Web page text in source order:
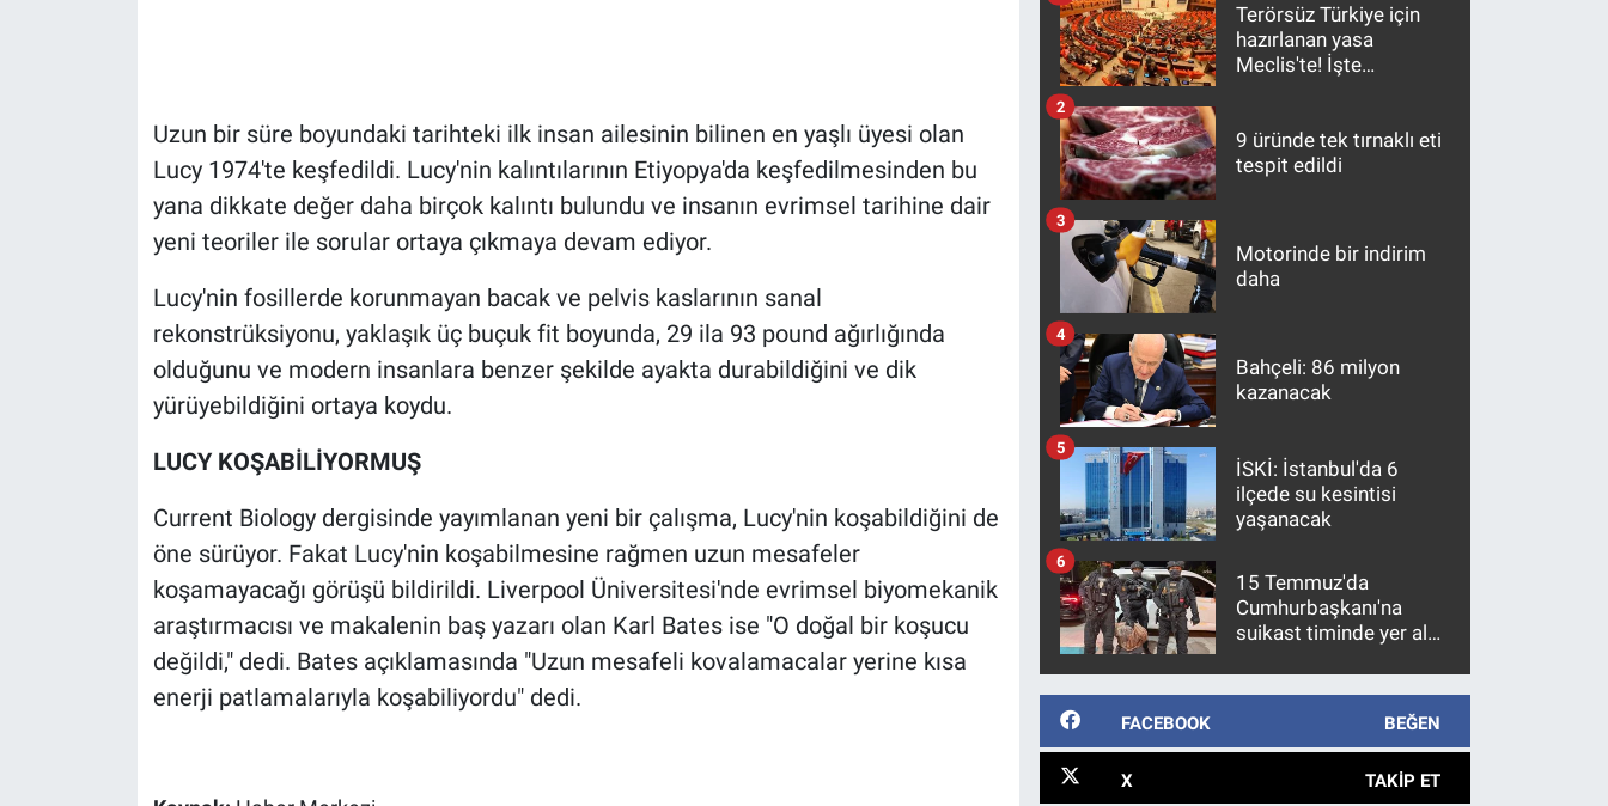
Uzun bir süre boyundaki tarihteki ilk insan ailesinin bilinen en yaşlı üyesi olan
Lucy 1974'te keşfedildi. Lucy'nin kalıntılarının Etiyopya'da keşfedilmesinden bu
yana dikkate değer daha birçok kalıntı bulundu ve insanın evrimsel tarihine dair
yeni teoriler ile sorular ortaya çıkmaya devam ediyor.
Lucy'nin fosillerde korunmayan bacak ve pelvis kaslarının sanal
rekonstrüksiyonu, yaklaşık üç buçuk fit boyunda, 29 ila 93 pound ağırlığında
olduğunu ve modern insanlara benzer şekilde ayakta durabildiğini ve dik
yürüyebildiğini ortaya koydu.
LUCY KOŞABİLİYORMUŞ
Current Biology dergisinde yayımlanan yeni bir çalışma, Lucy'nin koşabildiğini de
öne sürüyor. Fakat Lucy'nin koşabilmesine rağmen uzun mesafeler
koşamayacağı görüşü bildirildi. Liverpool Üniversitesi'nde evrimsel biyomekanik
araştırmacısı ve makalenin baş yazarı olan Karl Bates ise "O doğal bir koşucu
değildi," dedi. Bates açıklamasında "Uzun mesafeli kovalamacalar yerine kısa
enerji patlamalarıyla koşabiliyordu" dedi.
Terörsüz Türkiye için
hazırlanan yasa
Meclis'te! İşte
9 üründe tek tırnaklı eti
tespit edildi
2
Motorinde bir indirim
daha
3
Bahçeli: 86 milyon
kazanacak
4
İSKİ: İstanbul'da 6
ilçede su kesintisi
yaşanacak
5
15 Temmuz'da
Cumhurbaşkanı'na
suikast timinde yer alan
10 yıl sonra yakalandı
6
FACEBOOK BEĞEN
X TAKIP ET
Koronavirüs
Kültür Sanat
Programlar